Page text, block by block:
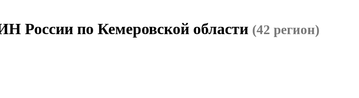
России по Кемеровской области (42 регион)